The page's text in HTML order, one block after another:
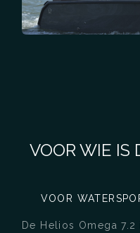
VOOR WIE IS
VOOR
De Helios Omega